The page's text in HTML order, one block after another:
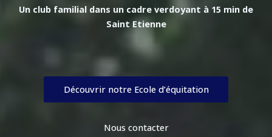
Un club familial dans un cadre verdoyant à 15 min de
Saint Etienne
Découvrir notre Ecole d’équitation
Nous contacter